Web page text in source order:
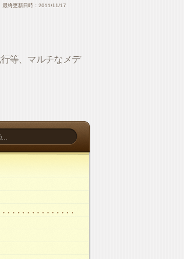
最終更新日時：2011/11/17
等、マルチなメデ